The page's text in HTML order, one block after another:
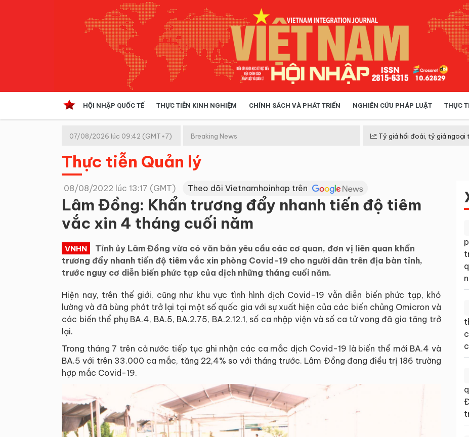
HỘI NHẬP QUỐC TẾ THỰC TIỄN KINH NGHIỆM CHÍNH SÁCH VÀ PHÁT TRIỂN NGHIÊN CỨU PHÁP LUẬT THỰC
Kinh tế hội nhập
Doanh nghiệp
07/08/2026 lúc 09:42 (GMT+7) Breaking News Tỷ giá hối đoái, tỷ giá ngoại
Thực tiễn Quản lý
08/08/2022 lúc 13:17 (GMT) Theo dõi Vietnamhoinhap trên
Lâm Đồng: Khẩn trương đẩy nhanh tiến độ tiêm
vắc xin 4 tháng cuối năm
VNHN
Tỉnh ủy Lâm Đồng vừa có văn bản yêu cầu các cơ quan, đơn vị liên quan khẩn
trương đẩy nhanh tiến độ tiêm vắc xin phòng Covid-19 cho người dân trên địa bàn tỉnh,
trước nguy cơ diễn biến phức tạp của dịch những tháng cuối năm.
Hiện nay, trên thế giới, cũng như khu vực tình hình dịch Covid-19 vẫn diễn biến phức tạp, khó
lường và đã bùng phát trở lại tại một số quốc gia với sự xuất hiện của các biến chủng Omicron và
các biến thể phụ BA.4, BA.5, BA.2.75, BA.2.12.1, số ca nhập viện và số ca tử vong đã gia tăng trở
lại.
Trong tháng 7 trên cả nước tiếp tục ghi nhận các ca mắc dịch Covid-19 là biến thể mới BA.4 và
BA.5 với trên 33.000 ca mắc, tăng 22,4% so với tháng trước. Lâm Đồng đang điều trị 186 trường
hợp mắc Covid-19.